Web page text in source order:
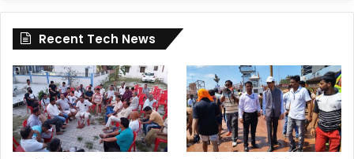
Recent Tech News